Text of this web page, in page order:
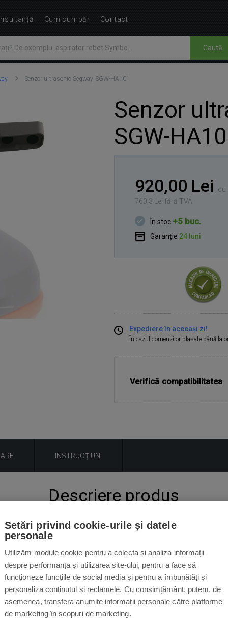
Caută
Senzor ultrasonic Segway SGW-HA101
Senzor
SGW-
920,00 Lei
cu
760,3 Lei fără TVA
În stoc +5 buc.
Garanție 24 luni
Expediere în aceeași zi!
În cazul comenzilor plasate până la
Verifică compatibilitatea
INSTRUCȚIUNI
Descriere produs
iarba Navimowpoate detecta obstacolele înainte și
modele Navimow sunt deja echipate cu acest senzor ca
de lucru mai mare și de o siguranță sporită, acest
orice model Navimow.
mașina de tuns iarba poate lucra și mai rapid- conform
robotizate echipate cu acest senzor pot funcționa la viteze
pot lucra nu doar în siguranță, ci și mai eficient.
Cum cumpăr Contact
Setări privind cookie-urile și datele
personale
Utilizăm module cookie pentru a colecta și analiza informații
despre performanța și utilizarea site-ului, pentru a face să
funcționeze funcțiile de social media și pentru a îmbunătăți și
personaliza conținutul și reclamele. Cu consimțământ, putem, de
asemenea, transfera anumite informații personale către platforme
de marketing în scopuri de marketing.